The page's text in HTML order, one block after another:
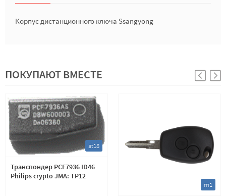
Корпус дистанционного ключа Ssangyong
ПОКУПАЮТ ВМЕСТЕ
at18
Транспондер PCF7936 ID46
Philips crypto JMA: TP12
rn1